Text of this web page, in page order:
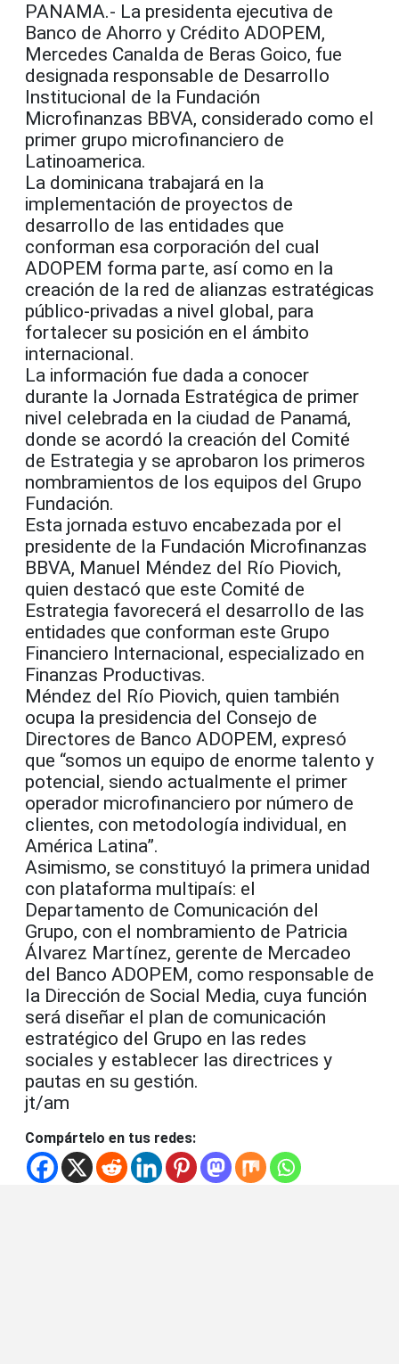
PANAMA.- La presidenta ejecutiva de
Banco de Ahorro y Crédito ADOPEM,
Mercedes Canalda de Beras Goico, fue
designada responsable de Desarrollo
Institucional de la Fundación
Microfinanzas BBVA, considerado como el
primer grupo microfinanciero de
Latinoamerica.
La dominicana trabajará en la
implementación de proyectos de
desarrollo de las entidades que
conforman esa corporación del cual
ADOPEM forma parte, así como en la
creación de la red de alianzas estratégicas
público-privadas a nivel global, para
fortalecer su posición en el ámbito
internacional.
La información fue dada a conocer
durante la Jornada Estratégica de primer
nivel celebrada en la ciudad de Panamá,
donde se acordó la creación del Comité
de Estrategia y se aprobaron los primeros
nombramientos de los equipos del Grupo
Fundación.
Esta jornada estuvo encabezada por el
presidente de la Fundación Microfinanzas
BBVA, Manuel Méndez del Río Piovich,
quien destacó que este Comité de
Estrategia favorecerá el desarrollo de las
entidades que conforman este Grupo
Financiero Internacional, especializado en
Finanzas Productivas.
Méndez del Río Piovich, quien también
ocupa la presidencia del Consejo de
Directores de Banco ADOPEM, expresó
que “somos un equipo de enorme talento y
potencial, siendo actualmente el primer
operador microfinanciero por número de
clientes, con metodología individual, en
América Latina”.
Asimismo, se constituyó la primera unidad
con plataforma multipaís: el
Departamento de Comunicación del
Grupo, con el nombramiento de Patricia
Álvarez Martínez, gerente de Mercadeo
del Banco ADOPEM, como responsable de
la Dirección de Social Media, cuya función
será diseñar el plan de comunicación
estratégico del Grupo en las redes
sociales y establecer las directrices y
pautas en su gestión.
jt/am
Compártelo en tus redes: